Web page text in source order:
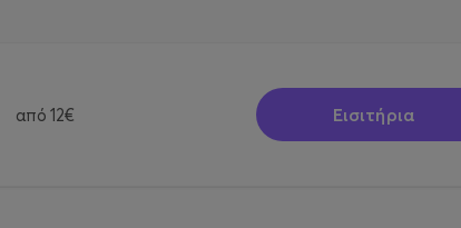
από 12€ Εισιτήρια